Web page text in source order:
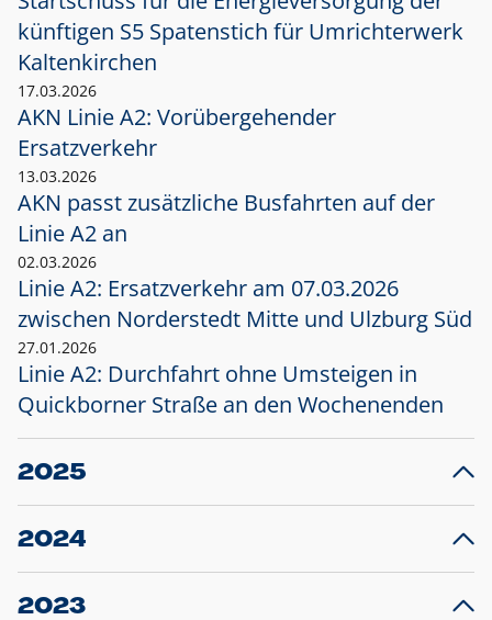
künftigen S5 Spatenstich für Umrichterwerk
Kaltenkirchen
17.03.2026
AKN Linie A2: Vorübergehender
Ersatzverkehr
13.03.2026
AKN passt zusätzliche Busfahrten auf der
Linie A2 an
02.03.2026
Linie A2: Ersatzverkehr am 07.03.2026
zwischen Norderstedt Mitte und Ulzburg Süd
27.01.2026
Linie A2: Durchfahrt ohne Umsteigen in
Quickborner Straße an den Wochenenden
2025
23.12.2025
Projekt S5: Start der Bauarbeiten am
2024
10.12.2024
Großprojekt S5: Sperrung der Bahnstraße in
2023